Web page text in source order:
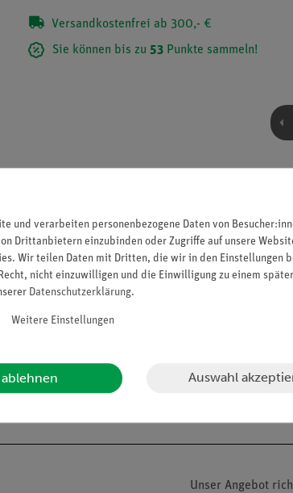
Versandkostenfrei ab 300,- €
Sie können bis zu 53 Punkte sammeln!
Leiter (Draht oder unkonfektioniertem
Unser Angebot
und verarbeiten personenbezogene Daten von
Drittanbietern einzubinden oder Zugriffe auf unsere
Wir teilen Daten mit Dritten, die wir in den Einstellungen
nicht einzuwilligen und die Einwilligung zu einem
Daten­schutz­erklärung.
Weitere Einstellungen
Auswahl